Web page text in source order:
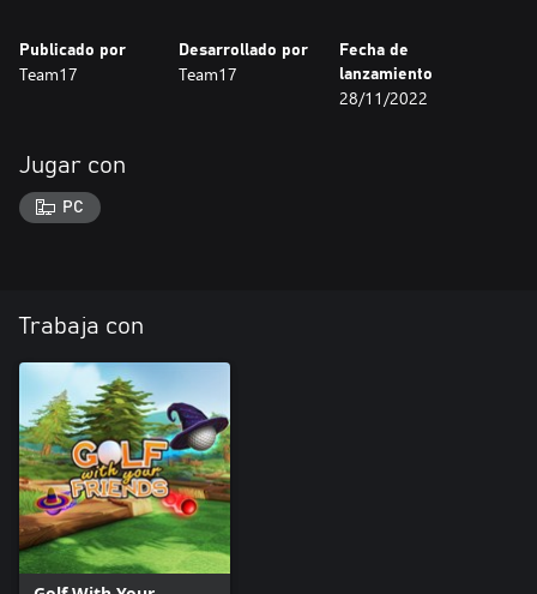
Publicado por
Team17
Desarrollado por
Team17
Fecha de
lanzamiento
28/11/2022
Jugar con
PC
Trabaja con